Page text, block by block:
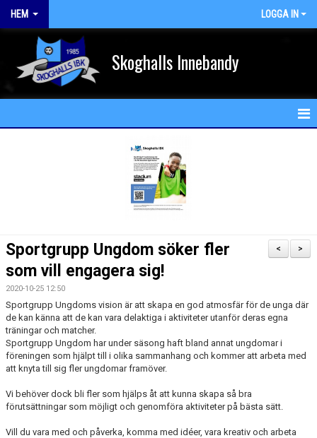
HEM LOGGA IN
Skoghalls Innebandy
MATCHER
SOUVENIRER
KONTAKTA OSS
KONTAKTUPPGIFTER VÅRA LAG
>
<
Sportgrupp Ungdom söker fler
som vill engagera sig!
2020-10-25 12:50
Sportgrupp Ungdoms vision är att skapa en god atmosfär för de unga där
de kan känna att de kan vara delaktiga i aktiviteter utanför deras egna
träningar och matcher.
Sportgrupp Ungdom har under säsong haft bland annat ungdomar i
föreningen som hjälpt till i olika sammanhang och kommer att arbeta med
att knyta till sig fler ungdomar framöver.
Vi behöver dock bli fler som hjälps åt att kunna skapa så bra
förutsättningar som möjligt och genomföra aktiviteter på bästa sätt.
Vill du vara med och påverka, komma med idéer, vara kreativ och arbeta